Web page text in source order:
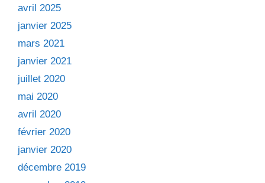
avril 2025
janvier 2025
mars 2021
janvier 2021
juillet 2020
mai 2020
avril 2020
février 2020
janvier 2020
décembre 2019